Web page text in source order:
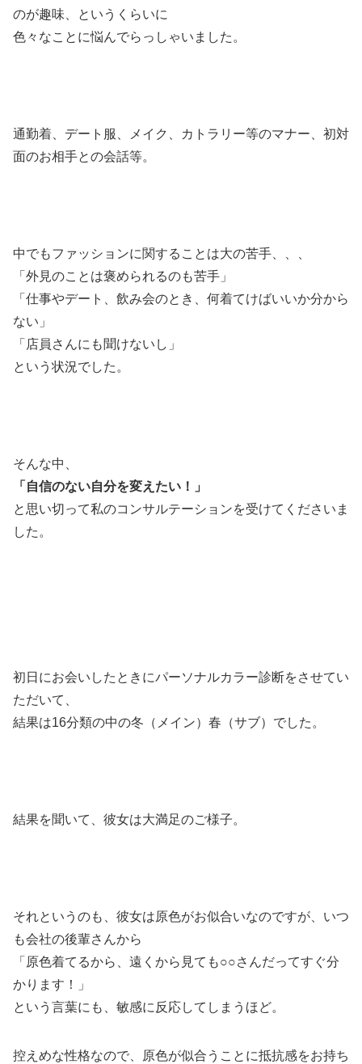
のが趣味、というくらいに
色々なことに悩んでらっしゃいました。
通勤着、デート服、メイク、カトラリー等のマナー、初対
面のお相手との会話等。
中でもファッションに関することは大の苦手、、、
「外見のことは褒められるのも苦手」
「仕事やデート、飲み会のとき、何着てけばいいか分から
ない」
「店員さんにも聞けないし」
という状況でした。
そんな中、
「自信のない自分を変えたい！」
と思い切って私のコンサルテーションを受けてくださいま
した。
初日にお会いしたときにパーソナルカラー診断をさせてい
ただいて、
結果は16分類の中の冬（メイン）春（サブ）でした。
結果を聞いて、彼女は大満足のご様子。
それというのも、彼女は原色がお似合いなのですが、いつ
も会社の後輩さんから
「原色着てるから、遠くから見ても○○さんだってすぐ分
かります！」
という言葉にも、敏感に反応してしまうほど。
控えめな性格なので、原色が似合うことに抵抗感をお持ち